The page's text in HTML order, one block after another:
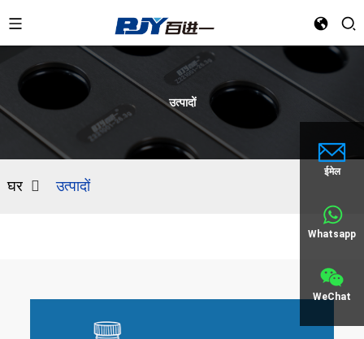
ईमेल
Whatsapp
WeChat
उत्पादों
घर उत्पादों